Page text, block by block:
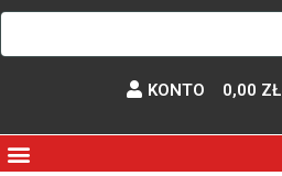
KONTO 0,00 ZŁ